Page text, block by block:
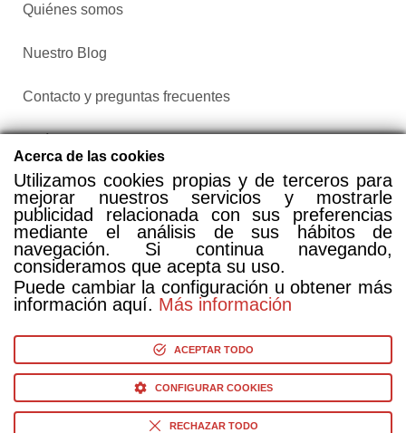
Quiénes somos
Nuestro Blog
Contacto y preguntas frecuentes
Configurar cookies
Compra entradas a través de Taquilla.com comparando más
de 25 proveedores
© Copyright 2014-2026 Ociocultura Network SL. - All Rights
Reserved
Acerca de las cookies
Utilizamos cookies propias y de terceros para
mejorar nuestros servicios y mostrarle
publicidad relacionada con sus preferencias
mediante el análisis de sus hábitos de
navegación. Si continua navegando,
consideramos que acepta su uso.
Puede cambiar la configuración u obtener más
información aquí. Más información
ACEPTAR TODO
CONFIGURAR COOKIES
RECHAZAR TODO